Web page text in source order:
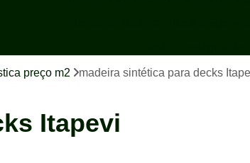
Lixeira Ecológica
Lixeira em Madeira Plástica
preço m2 madeira sintética para decks
Itapevi